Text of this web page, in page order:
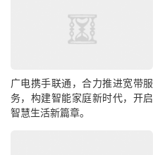
广电携手联通，合力推进宽带服
务，构建智能家庭新时代，开启
智慧生活新篇章。